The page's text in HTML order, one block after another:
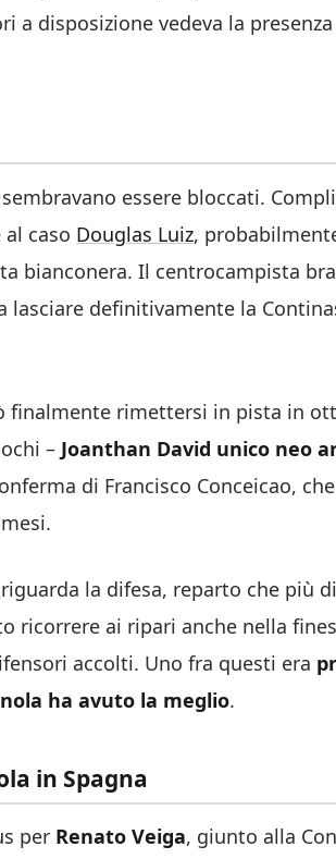
a disposizione vedeva la
essere bloccati.
caso Douglas Luiz,
bianconera. Il centrocampista
definitivamente la
finalmente rimettersi in pista in
– Joanthan David unico neo
di Francisco Conceicao,
la difesa, reparto che più
ricorrere ai ripari anche nella
accolti. Uno fra questi era
ha avuto la meglio.
in Spagna
per Renato Veiga, giunto alla